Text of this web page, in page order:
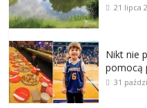
21 lipca
Nikt nie
pomocą
31